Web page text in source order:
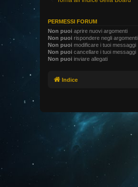
PERMESSI FORUM
Non puoi aprire nuovi argomenti
Non puoi rispondere negli argomenti
Non puoi modificare i tuoi messaggi
Non puoi cancellare i tuoi messaggi
Non puoi inviare allegati
Indice